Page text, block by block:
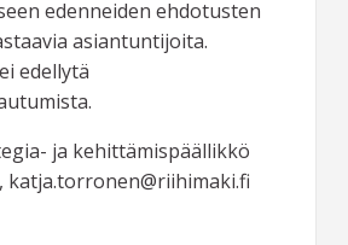
edenneiden ehdotusten
asiantuntijoita.
edellytä
ja kehittämispäällikkö
katja.torronen@riihimaki.fi